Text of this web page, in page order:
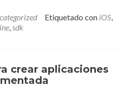
Etiquetado con iOS,
,sdk
crear aplicaciones